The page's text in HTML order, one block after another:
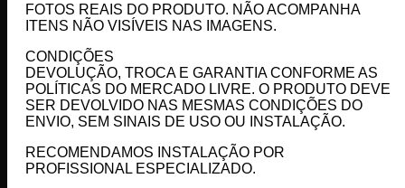
FOTOS REAIS DO PRODUTO. NÃO ACOMPANHA
ITENS NÃO VISÍVEIS NAS IMAGENS.
CONDIÇÕES
DEVOLUÇÃO, TROCA E GARANTIA CONFORME AS
POLÍTICAS DO MERCADO LIVRE. O PRODUTO DEVE
SER DEVOLVIDO NAS MESMAS CONDIÇÕES DO
ENVIO, SEM SINAIS DE USO OU INSTALAÇÃO.
RECOMENDAMOS INSTALAÇÃO POR
PROFISSIONAL ESPECIALIZADO.